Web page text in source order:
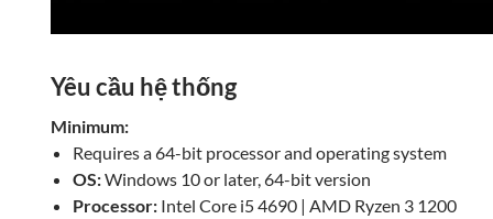
Yêu cầu hệ thống
Minimum:
Requires a 64-bit processor and operating system
OS:Windows 10 or later, 64-bit version
Processor: Intel Core i5 4690 | AMD Ryzen 3 1200